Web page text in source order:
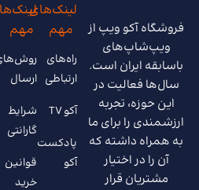
فروشگاه آکو ویپ از
ویپ‌شاپ‌های
باسابقه ایران است.
سال‌ها فعالیت در
این حوزه، تجربه
ارزشمندی را برای ما
به همراه داشته که
آن را در اختیار
مشتریان قرار
لینک‌های
مهم
راه‌های
ارتباطی
آکو TV
پادکست
آکو
مهم
ارسال
شرایط
گارانتی
قوانین
خرید